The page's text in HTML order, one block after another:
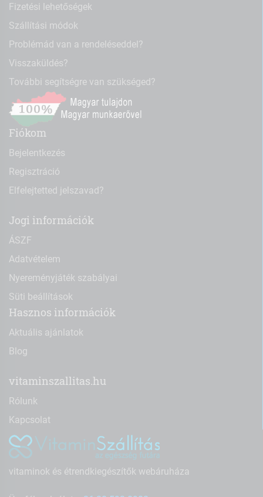
Fizetési lehetőségek
Szállítási módok
Problémád van a rendeléseddel?
Visszaküldés?
További segítségre van szükséged?
Fiókom
Bejelentkezés
Regisztráció
Elfelejtetted jelszavad?
Jogi információk
ÁSZF
Adatvételem
Nyereményjáték szabályai
Süti beállítások
Hasznos információk
Aktuális ajánlatok
Blog
vitaminszallitas.hu
Rólunk
Kapcsolat
vitaminok és étrendkiegészítők webáruháza